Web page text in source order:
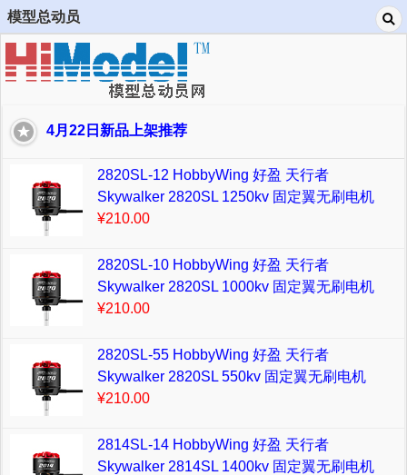
模型总动员
4月22日新品上架推荐
2820SL-12 HobbyWing 好盈 天行者
Skywalker 2820SL 1250kv 固定翼无刷电机
¥210.00
2820SL-10 HobbyWing 好盈 天行者
Skywalker 2820SL 1000kv 固定翼无刷电机
¥210.00
2820SL-55 HobbyWing 好盈 天行者
Skywalker 2820SL 550kv 固定翼无刷电机
¥210.00
2814SL-14 HobbyWing 好盈 天行者
Skywalker 2814SL 1400kv 固定翼无刷电机